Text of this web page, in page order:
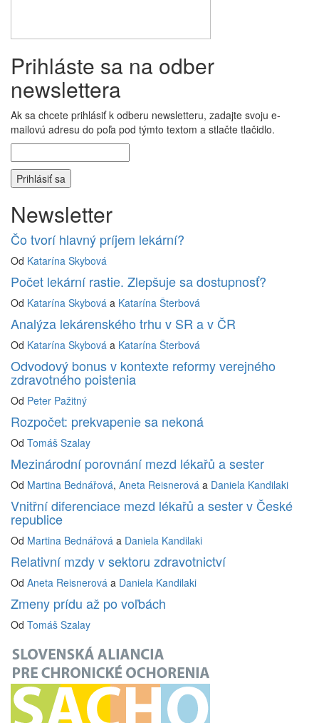
Prihláste sa na odber
newslettera
Ak sa chcete prihlásiť k odberu newsletteru, zadajte svoju e-
mailovú adresu do poľa pod týmto textom a stlačte tlačidlo.
Newsletter
Čo tvorí hlavný príjem lekární?
Od Katarína Skybová
Počet lekární rastie. Zlepšuje sa dostupnosť?
Od Katarína Skybová a Katarína Šterbová
Analýza lekárenského trhu v SR a v ČR
Od Katarína Skybová a Katarína Šterbová
Odvodový bonus v kontexte reformy verejného
zdravotného poistenia
Od Peter Pažitný
Rozpočet: prekvapenie sa nekoná
Od Tomáš Szalay
Mezinárodní porovnání mezd lékařů a sester
Od Martina Bednářová, Aneta Reisnerová a Daniela Kandilaki
Vnitřní diferenciace mezd lékařů a sester v České
republice
Od Martina Bednářová a Daniela Kandilaki
Relativní mzdy v sektoru zdravotnictví
Od Aneta Reisnerová a Daniela Kandilaki
Zmeny prídu až po voľbách
Od Tomáš Szalay